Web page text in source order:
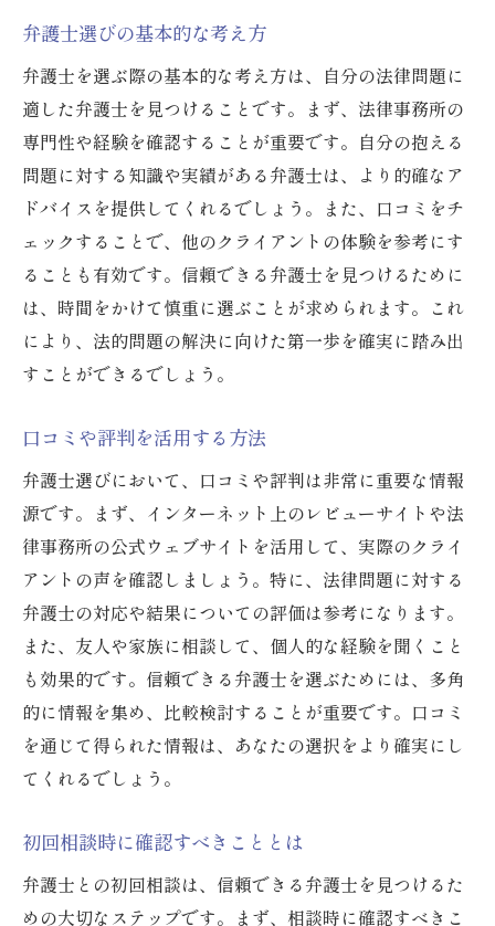
に
料金設定の透明性を確認する
実績のある事務所を選ぶ理由
自身のニーズに合った弁護士を探す
過去のクライアントの声を参考にする
契約時の注意事項について
オンラインレビューの活用法
あなたに最適な弁護士を見つけるための質問リ
スト
弁護士の専門性を確認する質問
相談費用に関するポイント
弁護士の対応スピードを確認する方法
将来のトラブルを避けるための質問
法律事務所のサポート体制に関する質問
弁護士事務所の専門性を見極めるポイント
専門分野の確認方法
弁護士の資格と経験をチェックする
成功事例の分析
事務所のスタッフ構成を理解する
最新の法改正への対応力
初めての法律相談を成功させるための秘訣
事前準備の重要性
相談時に持参すべき資料
弁護士選びの基本的な考え方
弁護士を選ぶ際の基本的な考え方は、自分の法律問題に
適した弁護士を見つけることです。まず、法律事務所の
専門性や経験を確認することが重要です。自分の抱える
問題に対する知識や実績がある弁護士は、より的確なア
ドバイスを提供してくれるでしょう。また、口コミをチ
ェックすることで、他のクライアントの体験を参考にす
ることも有効です。信頼できる弁護士を見つけるために
は、時間をかけて慎重に選ぶことが求められます。これ
により、法的問題の解決に向けた第一歩を確実に踏み出
すことができるでしょう。
口コミや評判を活用する方法
弁護士選びにおいて、口コミや評判は非常に重要な情報
源です。まず、インターネット上のレビューサイトや法
律事務所の公式ウェブサイトを活用して、実際のクライ
アントの声を確認しましょう。特に、法律問題に対する
弁護士の対応や結果についての評価は参考になります。
また、友人や家族に相談して、個人的な経験を聞くこと
も効果的です。信頼できる弁護士を選ぶためには、多角
的に情報を集め、比較検討することが重要です。口コミ
を通じて得られた情報は、あなたの選択をより確実にし
てくれるでしょう。
初回相談時に確認すべきこととは
弁護士との初回相談は、信頼できる弁護士を見つけるた
めの大切なステップです。まず、相談時に確認すべきこ